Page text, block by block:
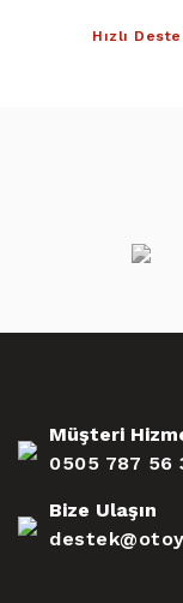
Hızlı
Müşteri
0505 787 56
Bize Ulaşın